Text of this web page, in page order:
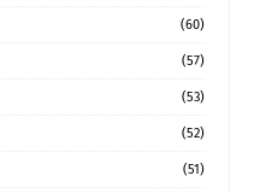
(60)
(57)
(53)
(52)
(51)